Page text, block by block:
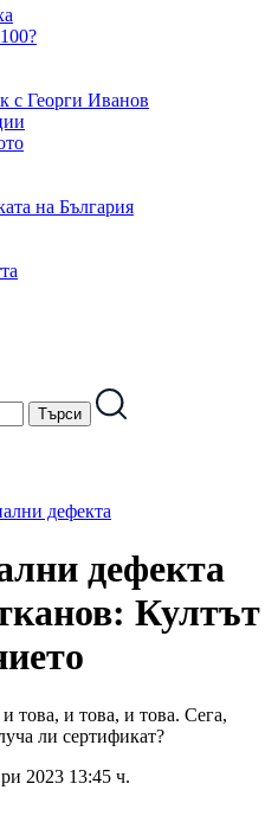
с Георги Иванов
на България
дефекта
дефекта
Култът
това, и това, и това. Сега,
ли сертификат?
2023 13:45 ч.